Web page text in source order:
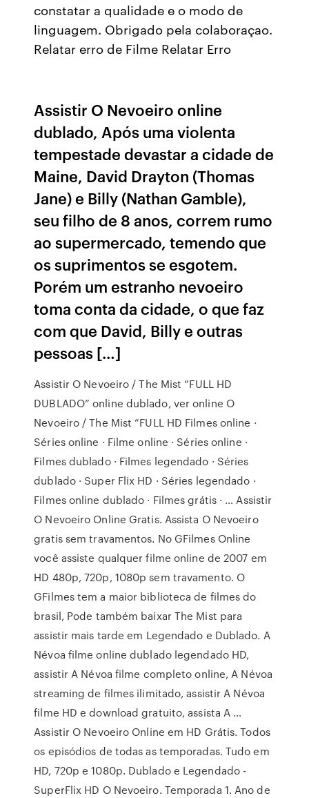
constatar a qualidade e o modo de
linguagem. Obrigado pela colaboraçao.
Relatar erro de Filme Relatar Erro
Assistir O Nevoeiro online
dublado, Após uma violenta
tempestade devastar a cidade de
Maine, David Drayton (Thomas
Jane) e Billy (Nathan Gamble),
seu filho de 8 anos, correm rumo
ao supermercado, temendo que
os suprimentos se esgotem.
Porém um estranho nevoeiro
toma conta da cidade, o que faz
com que David, Billy e outras
pessoas […]
Assistir O Nevoeiro / The Mist ”FULL HD
DUBLADO” online dublado, ver online O
Nevoeiro / The Mist ”FULL HD Filmes online ·
Séries online · Filme online · Séries online ·
Filmes dublado · Filmes legendado · Séries
dublado · Super Flix HD · Séries legendado ·
Filmes online dublado · Filmes grátis · … Assistir
O Nevoeiro Online Gratis. Assista O Nevoeiro
gratis sem travamentos. No GFilmes Online
você assiste qualquer filme online de 2007 em
HD 480p, 720p, 1080p sem travamento. O
GFilmes tem a maior biblioteca de filmes do
brasil, Pode também baixar The Mist para
assistir mais tarde em Legendado e Dublado. A
Névoa filme online dublado legendado HD,
assistir A Névoa filme completo online, A Névoa
streaming de filmes ilimitado, assistir A Névoa
filme HD e download gratuito, assista A …
Assistir O Nevoeiro Online em HD Grátis. Todos
os episódios de todas as temporadas. Tudo em
HD, 720p e 1080p. Dublado e Legendado -
SuperFlix HD O Nevoeiro. Temporada 1. Ano de